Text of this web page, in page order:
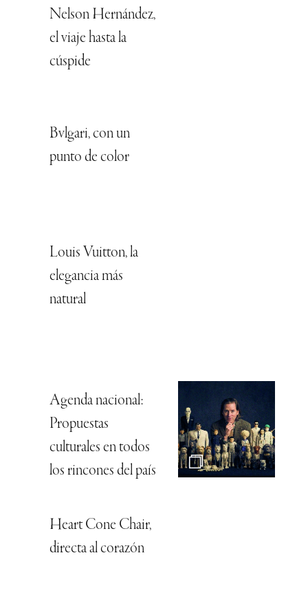
Nelson Hernández,
el viaje hasta la
cúspide
Bvlgari, con un
punto de color
Louis Vuitton, la
elegancia más
natural
Agenda nacional:
Propuestas
culturales en todos
los rincones del país
Heart Cone Chair,
directa al corazón